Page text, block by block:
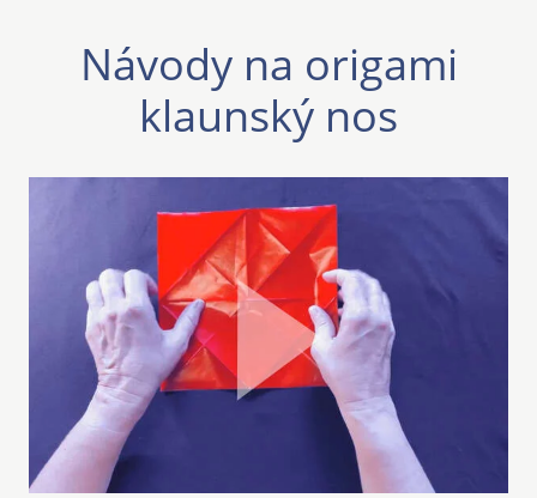
Návody na origami
klaunský nos